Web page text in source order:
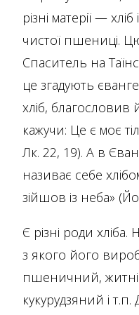
різні матерії —
чистої пшениці.
Спаситель на
це згадують
хліб,
кажучи: Це є моє
Лк. 22, 19). А в
називає себе
зійшов із неба»
Є різні роди
з якого його
пшеничний,
кукурудзяний і т.п.